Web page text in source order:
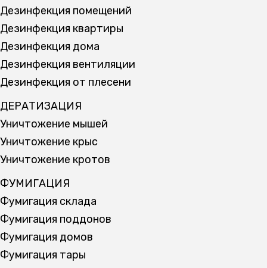
Дезинфекция помещений
Дезинфекция квартиры
Дезинфекция дома
Дезинфекция вентиляции
Дезинфекция от плесени
ДЕРАТИЗАЦИЯ
Уничтожение мышей
Уничтожение крыс
Уничтожение кротов
ФУМИГАЦИЯ
Фумигация склада
Фумигация поддонов
Фумигация домов
Фумигация тары